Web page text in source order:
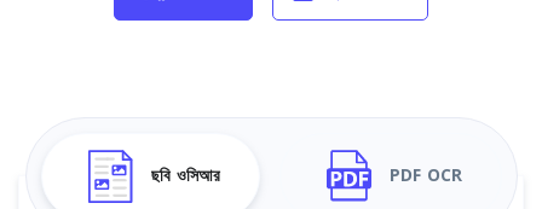
ছবি ওসিআর PDF OCR